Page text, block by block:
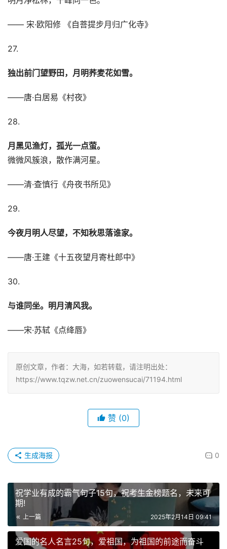
—— 宋·欧阳修 《自菩提步月归广化寺》
27.
独出前门望野田，月明荞麦花如雪。
——唐·白居易《村夜》
28.
月黑见渔灯，孤光一点萤。
微微风簇浪，散作满河星。
——清·查慎行《舟夜书所见》
29.
今夜月明人尽望，不知秋思落谁家。
——唐·王建《十五夜望月寄杜郎中》
30.
与谁同坐。明月清风我。
——宋·苏轼《点绛唇》
原创文章，作者：大海，如若转载，请注明出处：
https://www.tqzw.net.cn/zuowensucai/71194.html
赞 (0)
0
生成海报
祝学业有成的霸气句子15句，祝考生金榜题名，未来可
期!
上一篇 2025年2月14日 09:41
爱国的名人名言25句，爱祖国，为祖国的前途而奋斗